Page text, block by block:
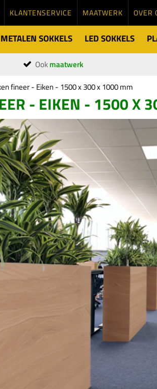
KLANTENSERVICE MAATWERK OVER
METALEN SOKKELS LED SOKKELS
Ookmaatwerk
fineer - Eiken - 1500 x 300 x 1000 mm
- EIKEN - 1500 X